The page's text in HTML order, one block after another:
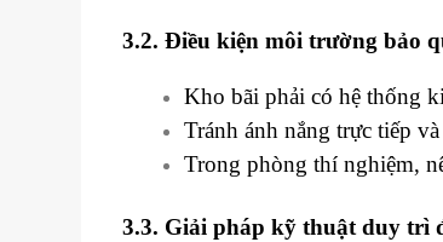
3.2. Điều kiện môi trường bảo
Kho bãi phải có hệ thống
Tránh ánh nắng trực tiếp
Trong phòng thí nghiệm,
3.3. Giải pháp kỹ thuật duy trì